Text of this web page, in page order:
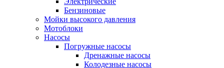
Бензиновые
Мойки высокого давления
Мотоблоки
Насосы
Погружные насосы
Дренажные насосы
Колодезные насосы